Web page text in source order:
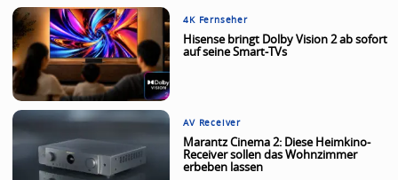
4K Fernseher
Hisense bringt Dolby Vision 2 ab sofort
auf seine Smart-TVs
AV Receiver
Marantz Cinema 2: Diese Heimkino-
Receiver sollen das Wohnzimmer
erbeben lassen